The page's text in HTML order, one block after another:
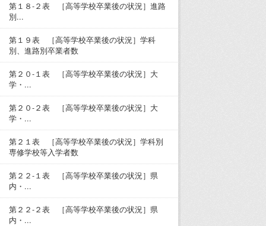
第１８-２表 ［高等学校卒業後の状況］進路
別...
第１９表 ［高等学校卒業後の状況］学科
別、進路別卒業者数
第２０-１表 ［高等学校卒業後の状況］大
学・...
第２０-２表 ［高等学校卒業後の状況］大
学・...
第２１表 ［高等学校卒業後の状況］学科別
専修学校等入学者数
第２２-１表 ［高等学校卒業後の状況］県
内・...
第２２-２表 ［高等学校卒業後の状況］県
内・...